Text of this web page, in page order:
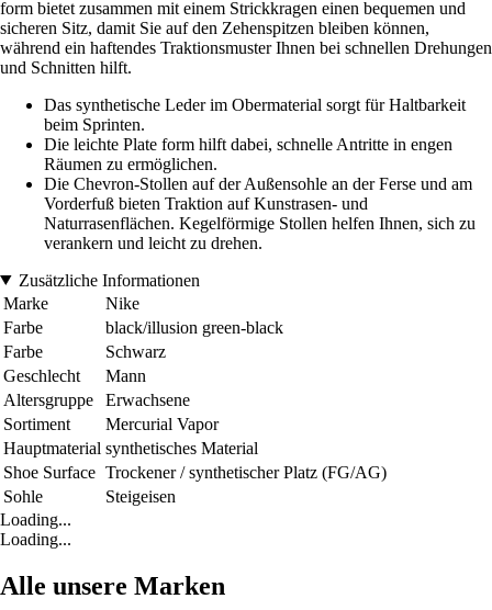
form bietet zusammen mit einem Strickkragen einen bequemen und
sicheren Sitz, damit Sie auf den Zehenspitzen bleiben können,
während ein haftendes Traktionsmuster Ihnen bei schnellen Drehungen
und Schnitten hilft.
Das synthetische Leder im Obermaterial sorgt für Haltbarkeit
beim Sprinten.
Die leichte Plate form hilft dabei, schnelle Antritte in engen
Räumen zu ermöglichen.
Die Chevron-Stollen auf der Außensohle an der Ferse und am
Vorderfuß bieten Traktion auf Kunstrasen- und
Naturrasenflächen. Kegelförmige Stollen helfen Ihnen, sich zu
verankern und leicht zu drehen.
Zusätzliche Informationen
Marke
Nike
Farbe
black/illusion green-black
Farbe
Schwarz
Geschlecht
Mann
Altersgruppe
Erwachsene
Sortiment
Mercurial Vapor
Hauptmaterial synthetisches Material
Shoe Surface Trockener / synthetischer Platz (FG/AG)
Sohle
Steigeisen
Loading...
Loading...
Alle unsere Marken